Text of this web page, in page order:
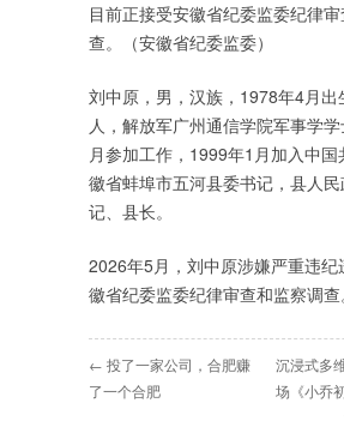
目前正接受安徽省纪委监委纪律
查。（安徽省纪委监委）
刘中原，男，汉族，1978年4月出
人，解放军广州通信学院军事学
月参加工作，1999年1月加入中
徽省蚌埠市五河县委书记，县人
记、县长。
2026年5月，刘中原涉嫌严重违纪
徽省纪委监委纪律审查和监察调查
← 投了一家公司，合肥赚
了一个合肥
沉浸式多
场《小乔